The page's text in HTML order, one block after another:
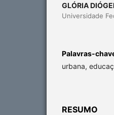
GLÓRIA
Universidade
Palavras-
urbana,
RESUMO